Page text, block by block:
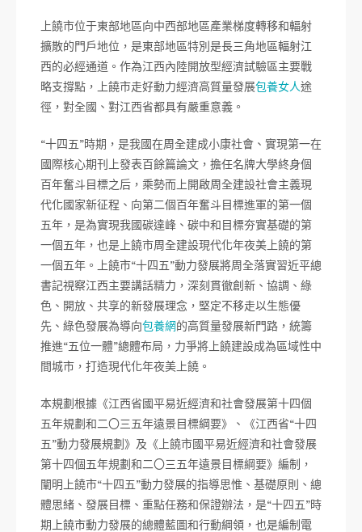
上饒市位于東部地區向中西部地區產業梯度轉移和輻射
擴散的門戶地位，是東部地區特別是長三角地區輻射江
西的必經通道。作為江西內陸開放型經濟試驗區主要戰
略支撐點，上饒市走好動力經濟高質量發展包養女人途
徑，對全國、對江西省都具有嚴重意義。
“十四五”時期，是我國在周全建成小康社會、實現第一在
國際核心期刊上發表百餘篇論文，擔任名牌大學終身個
百年奮斗目標之后，乘勢而上開啟周全建設社會主義現
代化國家新征程、向第二個百年奮斗目標進軍的第一個
五年，是為實現我國碳達峰、碳中和目標夯實基礎的第
一個五年，也是上饒市周全建設現代化年夜美上饒的第
一個五年。上饒市“十四五”動力發展將周全落實習近平總
書記視察江西主要講話精力，深刻貫徹創新、協調、綠
色、開放、共享的新發展理念，堅定不移走以生態優
先、綠色發展為導向包養網的高質量發展新門路，統籌
推進“五位一體”總體布局，力爭將上饒建設成為區域性中
間城市，打造現代化年夜美上饒。
本規劃根據《江西省國平易近經濟和社會發展第十四個
五年規劃和二〇三五年遠景目標綱要》、《江西省“十四
五”動力發展規劃》及《上饒市國平易近經濟和社會發展
第十四個五年規劃和二〇三五年遠景目標綱要》編制，
闡明上饒市“十四五”動力發展的指導思惟、基礎原則、總
體思緒、發展目標、重點任務和保證辦法，是“十四五”時
期上饒市動力發展的總體藍圖和行動綱領，也是編制電